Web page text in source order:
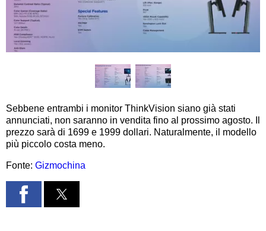
Sebbene entrambi i monitor ThinkVision siano già stati
annunciati, non saranno in vendita fino al prossimo agosto. Il
prezzo sarà di 1699 e 1999 dollari. Naturalmente, il modello
più piccolo costa meno.
Fonte: Gizmochina